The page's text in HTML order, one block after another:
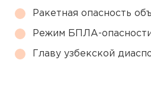
Ракетная опасность
Режим БПЛА-
Главу узбекской